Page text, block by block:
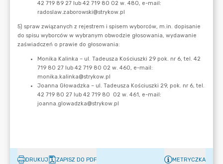
DRUKUJ ZAPISZ DO PDF METRYCZKA